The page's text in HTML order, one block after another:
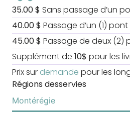
35.00 $ Sans passage d’un
40.00 $ Passage d’un (1) pont
45.00 $ Passage de deux (2)
Supplément de 10$ pour les
Prix sur demande pour les
Régions desservies
Montérégie